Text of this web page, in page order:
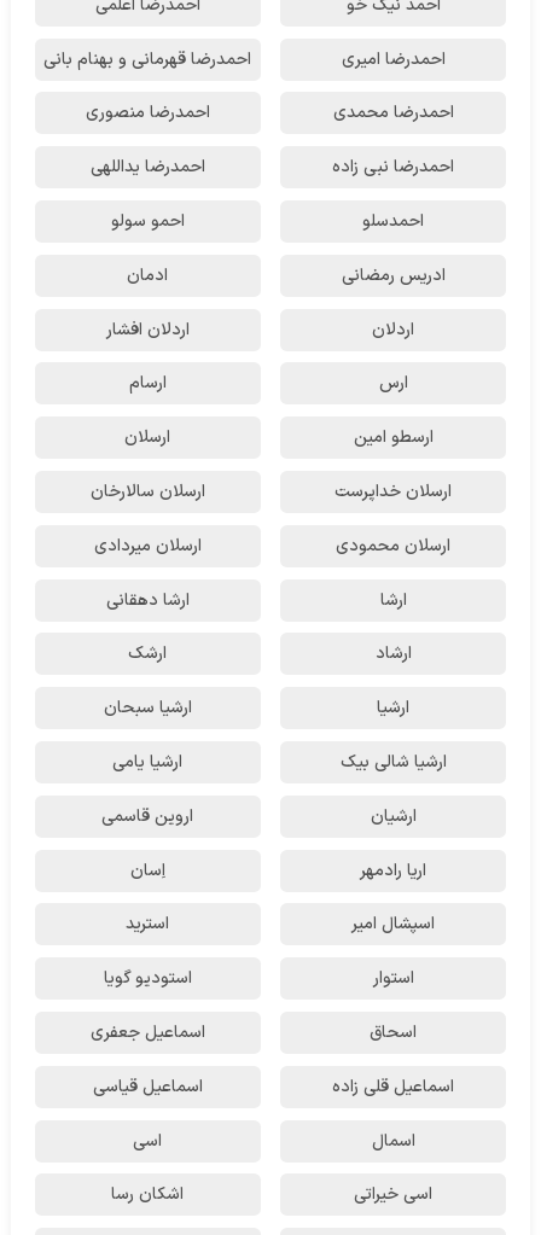
احمد نیک خو احمدرضا اعلمی
احمدرضا امیری احمدرضا قهرمانی و بهنام بانی
احمدرضا محمدی احمدرضا منصوری
احمدرضا نبی زاده احمدرضا یداللهی
احمدسلو احمو سولو
ادریس رمضانی ادمان
اردلان اردلان افشار
ارس ارسام
ارسطو امین ارسلان
ارسلان خداپرست ارسلان سالارخان
ارسلان محمودی ارسلان میردادی
ارشا ارشا دهقانی
ارشاد ارشک
ارشیا ارشیا سبحان
ارشیا شالی بیک ارشیا یامی
ارشیان اروین قاسمی
اریا رادمهر اِسان
اسپشال امیر استرید
استوار استودیو گویا
اسحاق اسماعیل جعفری
اسماعیل قلی زاده اسماعیل قیاسی
اسمال اسی
اسی خیراتی اشکان رسا